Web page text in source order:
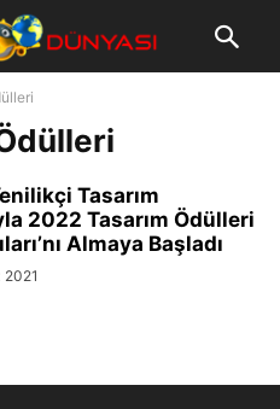
Tasarım
2022 Tasarım Ödülleri
Almaya Başladı
2021